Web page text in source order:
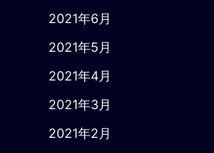
2021年6月
2021年5月
2021年4月
2021年3月
2021年2月